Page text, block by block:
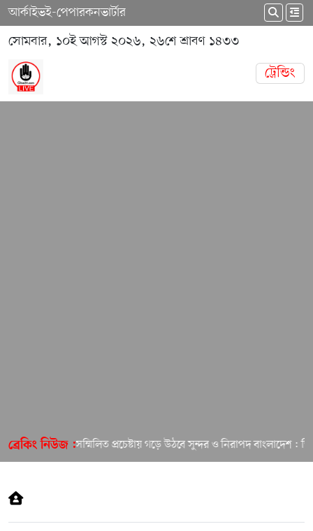
আর্কাইভই-পেপারকনভার্টার
সোমবার, ১০ই আগস্ট ২০২৬, ২৬শে শ্রাবণ ১৪৩৩
ট্রেন্ডিং
ব্রেকিং নিউজ :
সবার সম্মিলিত প্রচেষ্টায় গড়ে উঠবে সুন্দর ও নিরাপদ বাংলাদেশ : ডিসি